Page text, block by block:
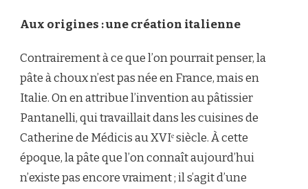
Aux origines : une création italienne
Contrairement à ce que l’on pourrait penser, la
pâte à choux n’est pas née en France, mais en
Italie. On en attribue l’invention au pâtissier
Pantanelli, qui travaillait dans les cuisines de
Catherine de Médicis au XVIᵉ siècle. À cette
époque, la pâte que l’on connaît aujourd’hui
n’existe pas encore vraiment ; il s’agit d’une